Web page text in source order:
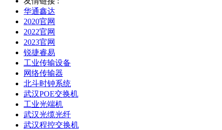
华通鑫达
2020官网
2022官网
2023官网
锐捷睿易
工业传输设备
网络传输器
北斗时钟系统
武汉POE交换机
工业光端机
武汉光缆光纤
武汉程控交换机